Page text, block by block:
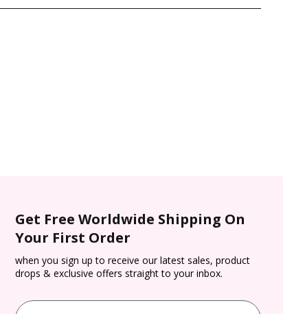
Get Free Worldwide Shipping On
Your First Order
when you sign up to receive our latest sales, product
drops & exclusive offers straight to your inbox.
Email